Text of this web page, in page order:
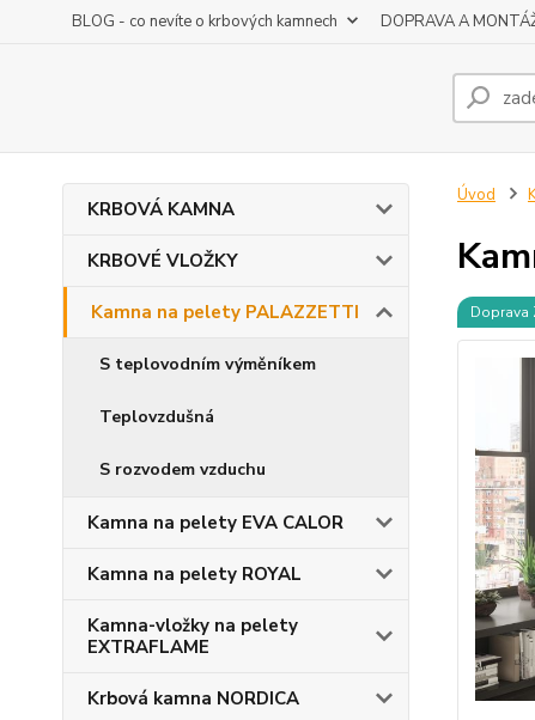
BLOG - co nevíte o krbových kamnech DOPRAVA A
KRBOVÁ KAMNA
KRBOVÉ VLOŽKY
Kamna na pelety PALAZZETTI
S teplovodním výměníkem
Teplovzdušná
S rozvodem vzduchu
Kamna na pelety EVA CALOR
Kamna na pelety ROYAL
Kamna-vložky na pelety
EXTRAFLAME
Krbová kamna NORDICA
Úvod
Doprava